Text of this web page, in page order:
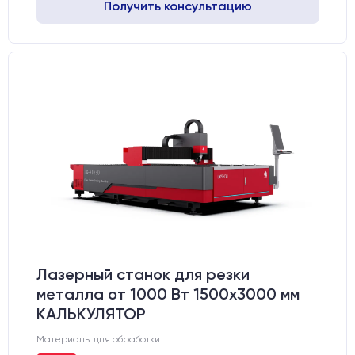
Получить консультацию
Лазерный станок для резки
металла от 1000 Вт 1500x3000 мм
КАЛЬКУЛЯТОР
Материалы для обработки: